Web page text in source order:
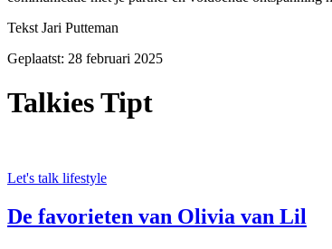
Tekst Jari Putteman
Geplaatst: 28 februari 2025
Talkies Tipt
Let's talk lifestyle
De favorieten van Olivia van Lil